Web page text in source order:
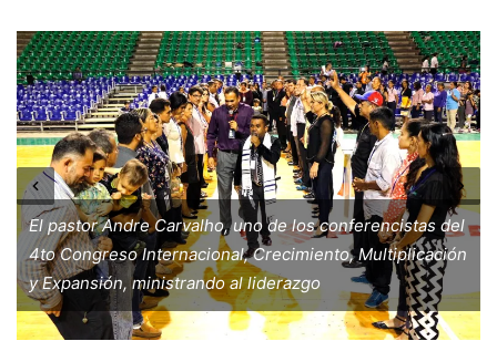
El pastor Andre Carvalho, uno de los conferencistas del
4to Congreso Internacional, Crecimiento, Multiplicación
y Expansión, ministrando al liderazgo